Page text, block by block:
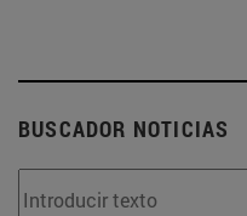
BUSCADOR NOTICIAS